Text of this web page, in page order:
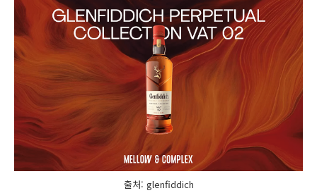
출처: glenfiddich